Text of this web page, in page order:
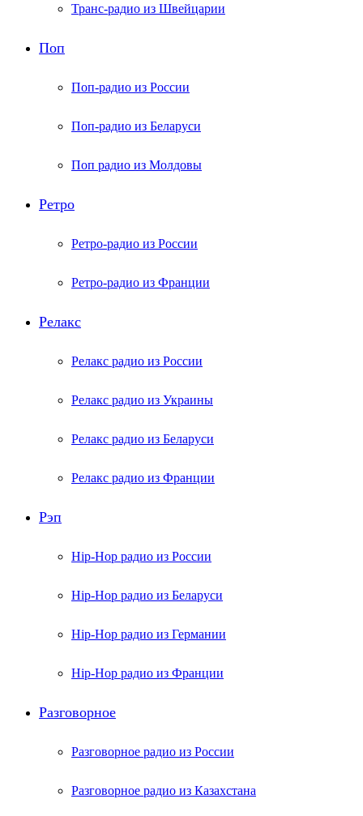
Транс-радио из Швейцарии
Поп
Поп-радио из России
Поп-радио из Беларуси
Поп радио из Молдовы
Ретро
Ретро-радио из России
Ретро-радио из Франции
Релакс
Релакс радио из России
Релакс радио из Украины
Релакс радио из Беларуси
Релакс радио из Франции
Рэп
Hip-Hop радио из России
Hip-Hop радио из Беларуси
Hip-Hop радио из Германии
Hip-Hop радио из Франции
Разговорное
Разговорное радио из России
Разговорное радио из Казахстана